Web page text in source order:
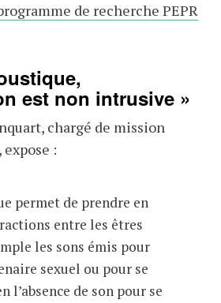
de recherche PEPR
est non intrusive »
chargé de mission
expose :
permet de prendre en
entre les êtres
les sons émis pour
sexuel ou pour se
l’absence de son pour se